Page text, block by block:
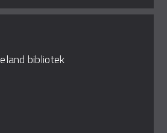
bibliotek